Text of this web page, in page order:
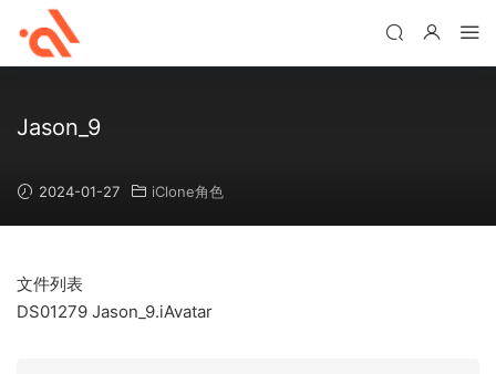
Jason_9
2024-01-27 iClone角色
文件列表
DS01279 Jason_9.iAvatar